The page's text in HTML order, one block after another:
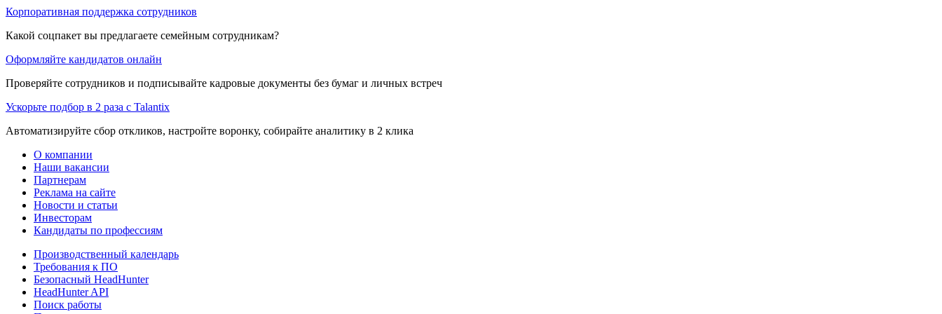
Корпоративная поддержка сотрудников
Какой соцпакет вы предлагаете семейным сотрудникам?
Оформляйте кандидатов онлайн
Проверяйте сотрудников и подписывайте кадровые документы без бумаг и личных встреч
Ускорьте подбор в 2 раза с Talantix
Автоматизируйте сбор откликов, настройте воронку, собирайте аналитику в 2 клика
О компании
Наши вакансии
Партнерам
Реклама на сайте
Новости и статьи
Инвесторам
Кандидаты по профессиям
Производственный календарь
Требования к ПО
Безопасный HeadHunter
HeadHunter API
Поиск работы